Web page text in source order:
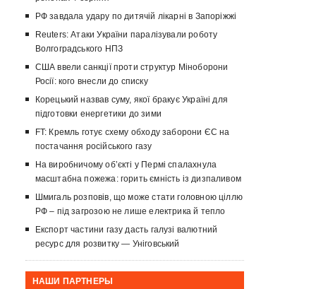
РФ завдала удару по дитячій лікарні в Запоріжжі
Reuters: Атаки України паралізували роботу
Волгоградського НПЗ
США ввели санкції проти структур Міноборони
Росії: кого внесли до списку
Корецький назвав суму, якої бракує Україні для
підготовки енергетики до зими
FT: Кремль готує схему обходу заборони ЄС на
постачання російського газу
На виробничому об’єкті у Пермі спалахнула
масштабна пожежа: горить ємність із дизпаливом
Шмигаль розповів, що може стати головною ціллю
РФ – під загрозою не лише електрика й тепло
Експорт частини газу дасть галузі валютний
ресурс для розвитку — Уніговський
НАШИ ПАРТНЕРЫ